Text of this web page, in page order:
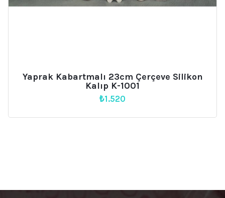
Yaprak Kabartmalı 23cm Çerçeve Silikon
Kalıp K-1001
₺1.520